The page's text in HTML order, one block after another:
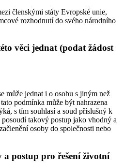
členskými státy Evropské unie,
rozhodnutí do svého národního
věci jednat (podat žádost
může jednat i o osobu s jiným než
podmínka může být nahrazena
s tím souhlasí a soud příslušný k
takový postup jako vhodný a
osoby do společnosti nebo
postup pro řešení životní